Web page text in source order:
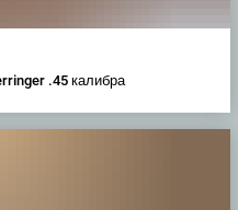
.45 калибра